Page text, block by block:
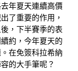
年夏天連續高價
了重要的作用，
，下半賽季的表
約，今年夏天的
在免簽科拉希納
的大手筆呢？